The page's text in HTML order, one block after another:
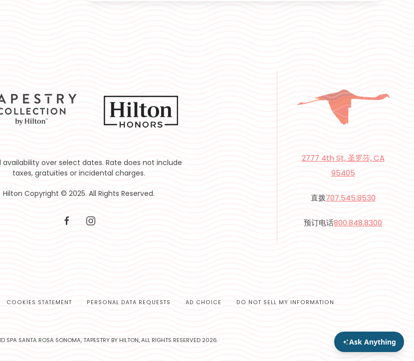
availability over select dates. Rate does not include
taxes, gratuities or incidental charges.
Hilton Copyright © 2025. All Rights Reserved.
facebookinstagram
2777 4th St, 圣罗莎, CA
95405
直拨707.545.8530
预订电话800.848.8300
COOKIES STATEMENT PERSONAL DATA REQUESTS AD CHOICE DO NOT SELL MY INFORMATION
SPA SANTA ROSA SONOMA, TAPESTRY BY HILTON, ALL RIGHTS RESERVED 2026.